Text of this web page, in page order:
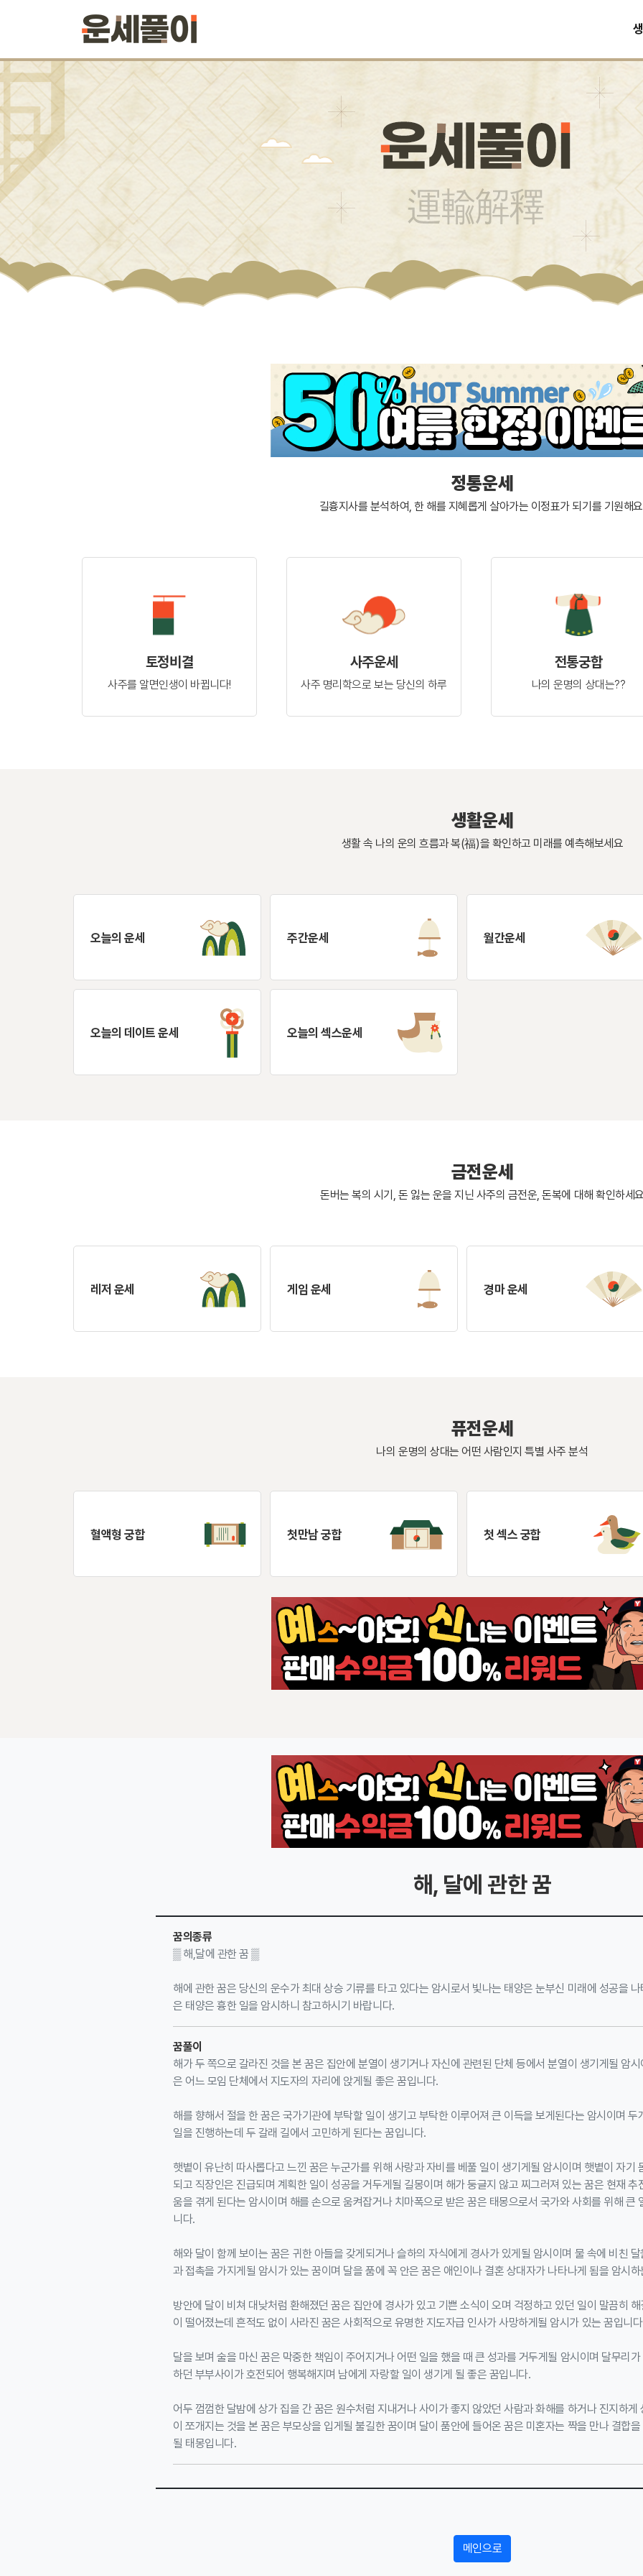
정통운세
길흉지사를 분석하여, 한 해를 지혜롭게 살아가는 이정표가 되기를 기원해
토정비결
사주를 알면인생이 바뀝니다!
사주운세
사주 명리학으로 보는 당신의 하루
전통궁합
나의 운명의 상대는??
생활운세
생활 속 나의 운의 흐름과 복(福)을 확인하고 미래를 예측해보세요
오늘의 운세 주간운세 월간운세
오늘의 데이트 운세 오늘의 섹스운세
금전운세
돈버는 복의 시기, 돈 잃는 운을 지닌 사주의 금전운, 돈복에 대해 확인하세
레저 운세 게임 운세 경마 운세
퓨전운세
나의 운명의 상대는 어떤 사람인지 특별 사주 분석
혈액형 궁합 첫만남 궁합 첫 섹스 궁합
해, 달에 관한 꿈
꿈의종류
▒ 해,달에 관한 꿈 ▒
해에 관한 꿈은 당신의 운수가 최대 상승 기류를 타고 있다는 암시로서 빛나는 태양은 눈부신 미래에 성공을
은 태양은 흉한 일을 암시하니 참고하시기 바랍니다.
꿈풀이
해가 두 쪽으로 갈라진 것을 본 꿈은 집안에 분열이 생기거나 자신에 관련된 단체 등에서 분열이 생기게될 암
은 어느 모임 단체에서 지도자의 자리에 앉게될 좋은 꿈입니다.
해를 향해서 절을 한 꿈은 국가기관에 부탁할 일이 생기고 부탁한 이루어져 큰 이득을 보게된다는 암시이며
일을 진행하는데 두 갈래 길에서 고민하게 된다는 꿈입니다.
햇볕이 유난히 따사롭다고 느낀 꿈은 누군가를 위해 사랑과 자비를 베풀 일이 생기게될 암시이며 햇볕이 자기
되고 직장인은 진급되며 계획한 일이 성공을 거두게될 길몽이며 해가 둥글지 않고 찌그러져 있는 꿈은 현재
움을 겪게 된다는 암시이며 해를 손으로 움켜잡거나 치마폭으로 받은 꿈은 태몽으로서 국가와 사회를 위해 큰
니다.
해와 달이 함께 보이는 꿈은 귀한 아들을 갖게되거나 슬하의 자식에게 경사가 있게될 암시이며 물 속에 비친
과 접촉을 가지게될 암시가 있는 꿈이며 달을 품에 꼭 안은 꿈은 애인이나 결혼 상대자가 나타나게 됨을 암시
방안에 달이 비쳐 대낮처럼 환해졌던 꿈은 집안에 경사가 있고 기쁜 소식이 오며 걱정하고 있던 일이 말끔히
이 떨어졌는데 흔적도 없이 사라진 꿈은 사회적으로 유명한 지도자급 인사가 사망하게될 암시가 있는 꿈입니
달을 보며 술을 마신 꿈은 막중한 책임이 주어지거나 어떤 일을 했을 때 큰 성과를 거두게될 암시이며 달무리
하던 부부사이가 호전되어 행복해지며 남에게 자랑할 일이 생기게 될 좋은 꿈입니다.
어두 껌껌한 달밤에 상가 집을 간 꿈은 원수처럼 지내거나 사이가 좋지 않았던 사람과 화해를 하거나 진지하
이 쪼개지는 것을 본 꿈은 부모상을 입게될 불길한 꿈이며 달이 품안에 들어온 꿈은 미혼자는 짝을 만나 결합
될 태몽입니다.
메인으로